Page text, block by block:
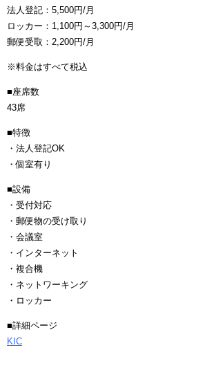
法人登記：5,500円/月
ロッカー：1,100円～3,300円/月
郵便受取：2,200円/月
※料金はすべて税込
■座席数
43席
■特徴
・法人登記OK
・個室有り
■設備
・受付対応
・郵便物の受け取り
・会議室
・インターネット
・複合機
・ネットワーキング
・ロッカー
■詳細ページ
KIC